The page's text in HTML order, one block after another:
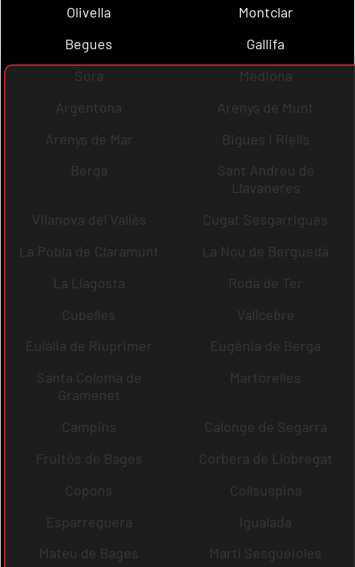
Olivella
Montclar
Begues
Gallifa
Sora
Mediona
Argentona
Arenys de Munt
Arenys de Mar
Bigues i Riells
Berga
Sant Andreu de
Llavaneres
Vilanova del Vallès
Cugat Sesgarrigues
La Pobla de Claramunt
La Nou de Berguedà
La Llagosta
Roda de Ter
Cubelles
Vallcebre
Eulàlia de Riuprimer
Eugènia de Berga
Santa Coloma de
Gramenet
Martorelles
Campins
Calonge de Segarra
Fruitós de Bages
Corbera de Llobregat
Copons
Collsuspina
Esparreguera
Igualada
Mateu de Bages
Martí Sesgueioles